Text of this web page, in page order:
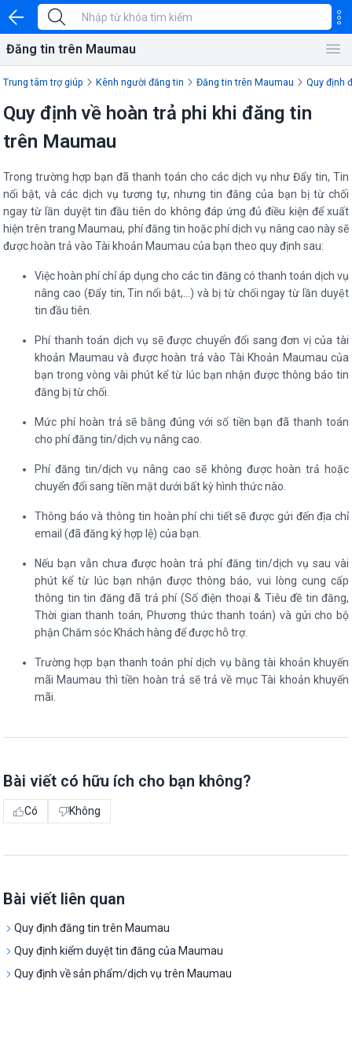
Đăng tin trên Maumau
Trung tâm trợ giúp Kênh người đăng tin Đăng tin trên Maumau Quy định
Quy định về hoàn trả phi khi đăng tin
trên Maumau
Trong trường hợp bạn đã thanh toán cho các dịch vụ như Đẩy tin, Tin
nổi bật, và các dịch vụ tương tự, nhưng tin đăng của bạn bị từ chối
ngay từ lần duyệt tin đầu tiên do không đáp ứng đủ điều kiện để xuất
hiện trên trang Maumau, phí đăng tin hoặc phí dịch vụ nâng cao này sẽ
được hoàn trả vào Tài khoản Maumau của bạn theo quy định sau:
Việc hoàn phí chỉ áp dụng cho các tin đăng có thanh toán dịch vụ
nâng cao (Đẩy tin, Tin nổi bật,…) và bị từ chối ngay từ lần duyệt
tin đầu tiên.
Phí thanh toán dịch vụ sẽ được chuyển đổi sang đơn vị của tài
khoản Maumau và được hoàn trả vào Tài Khoản Maumau của
bạn trong vòng vài phút kể từ lúc bạn nhận được thông báo tin
đăng bị từ chối.
Mức phí hoàn trả sẽ bằng đúng với số tiền bạn đã thanh toán
cho phí đăng tin/dịch vụ nâng cao.
Phí đăng tin/dịch vụ nâng cao sẽ không được hoàn trả hoặc
chuyển đổi sang tiền mặt dưới bất kỳ hình thức nào.
Thông báo và thông tin hoàn phí chi tiết sẽ được gửi đến địa chỉ
email (đã đăng ký hợp lệ) của bạn.
Nếu bạn vẫn chưa được hoàn trả phí đăng tin/dịch vụ sau vài
phút kể từ lúc bạn nhận được thông báo, vui lòng cung cấp
thông tin tin đăng đã trả phí (Số điện thoại & Tiêu đề tin đăng,
Thời gian thanh toán, Phương thức thanh toán) và gửi cho bộ
phận Chăm sóc Khách hàng để được hỗ trợ.
Trường hợp bạn thanh toán phí dịch vụ bằng tài khoản khuyến
mãi Maumau thì tiền hoàn trả sẽ trả về mục Tài khoản khuyến
mãi.
Bài viết có hữu ích cho bạn không?
Có Không
Bài viết liên quan
Quy định đăng tin trên Maumau
Quy định kiểm duyệt tin đăng của Maumau
Quy định về sản phẩm/dịch vụ trên Maumau